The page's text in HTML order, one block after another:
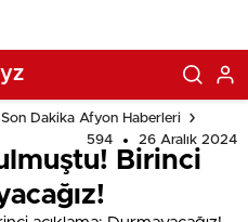
Dakika Afyon Haberleri
594
26 Aralık 2024
Birinci